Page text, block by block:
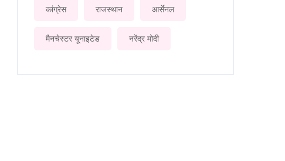
कांग्रेस राजस्थान आर्सेनल
मैनचेस्टर यूनाइटेड नरेंद्र मोदी